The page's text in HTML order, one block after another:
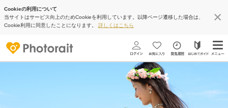
Cookieの利用について
当サイトはサービス向上のためCookieを利用しています。以降ページ遷移した場合は、
Cookie利用に同意したことになります。 詳しくはこちら